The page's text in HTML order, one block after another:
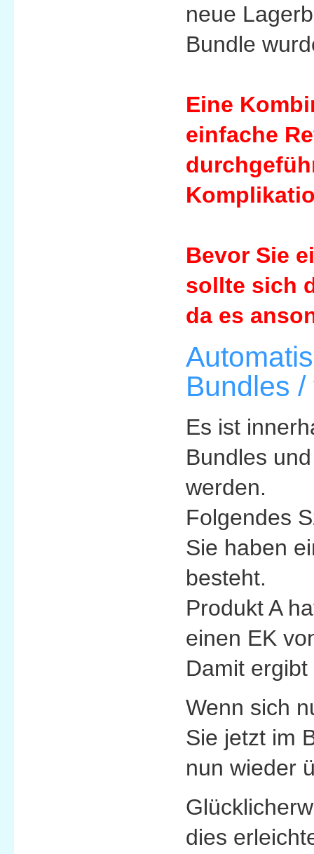
neue
Bundle
Eine
einfache
Bevor Sie
sollte sich
da es
Bundles
Es ist
Bundles
werden.
Folgendes
Sie haben
besteht.
Produkt A
einen EK
Damit
Wenn sich
Sie jetzt im
nun wieder
dies